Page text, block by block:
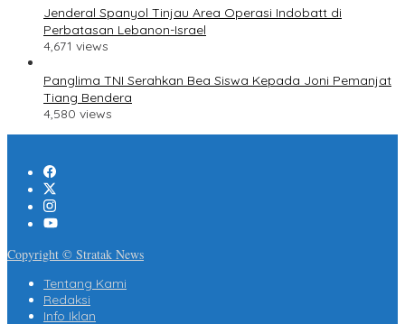
Jenderal Spanyol Tinjau Area Operasi Indobatt di
Perbatasan Lebanon-Israel
4,671 views
Panglima TNI Serahkan Bea Siswa Kepada Joni Pemanjat
Tiang Bendera
4,580 views
Copyright © Stratak News
Tentang Kami
Redaksi
Info Iklan